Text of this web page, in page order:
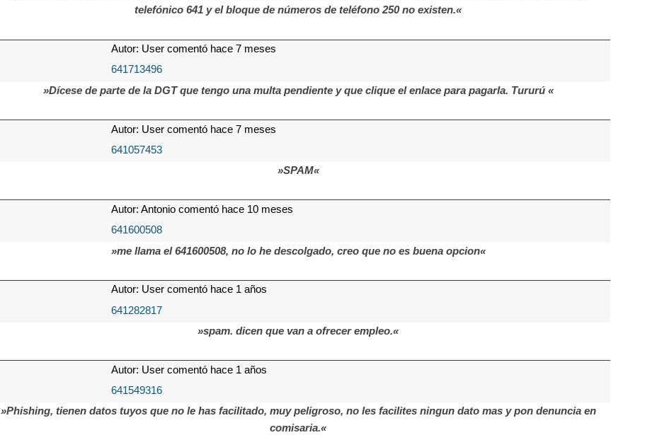
telefónico 641 y el bloque de números de teléfono 250 no existen.«
Autor: User comentó hace 7 meses
641713496
»Dícese de parte de la DGT que tengo una multa pendiente y que clique el enlace para pagarla. Tururú «
Autor: User comentó hace 7 meses
641057453
»SPAM«
Autor: Antonio comentó hace 10 meses
641600508
»me llama el 641600508, no lo he descolgado, creo que no es buena opcion«
Autor: User comentó hace 1 años
641282817
»spam. dicen que van a ofrecer empleo.«
Autor: User comentó hace 1 años
641549316
»Phishing, tienen datos tuyos que no le has facilitado, muy peligroso, no les facilites ningun dato mas y pon denuncia en
comisaria.«